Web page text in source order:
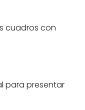
cuadros con
para presentar